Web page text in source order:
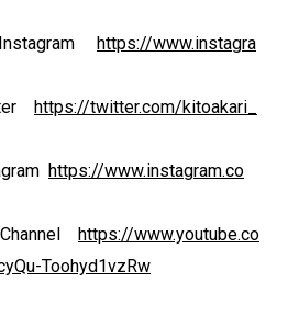
Instagram
https://www.instagra
https://twitter.com/kitoakari_
https://www.instagram.co
https://www.youtube.co
Toohyd1vzRw